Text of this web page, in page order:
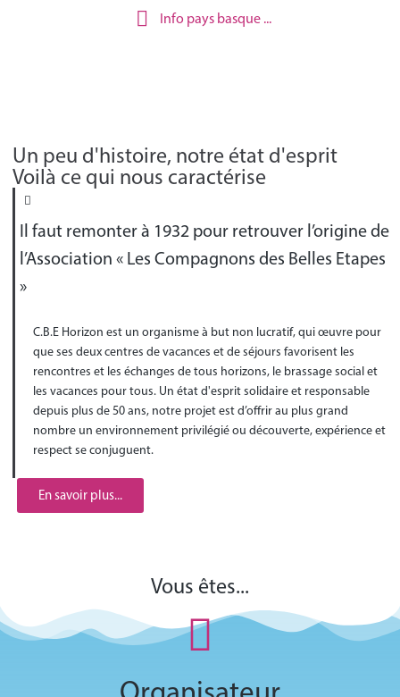
Info pays basque ...
Un peu d'histoire, notre état d'esprit
Voilà ce qui nous caractérise
Il faut remonter à 1932 pour retrouver l’origine de
l’Association « Les Compagnons des Belles Etapes
»
C.B.E Horizon est un organisme à but non lucratif, qui œuvre pour
que ses deux centres de vacances et de séjours favorisent les
rencontres et les échanges de tous horizons, le brassage social et
les vacances pour tous. Un état d'esprit solidaire et responsable
depuis plus de 50 ans, notre projet est d’offrir au plus grand
nombre un environnement privilégié ou découverte, expérience et
respect se conjuguent.
En savoir plus...
Vous êtes...